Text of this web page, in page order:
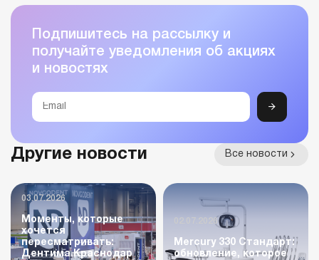
Подпишитесь на рассылку и
получайте уведомления об акциях
и новостях
Другие новости Все новости
03.07.2026
Моменты, которые
хочется
пересматривать:
Дентима Краснодар
02.07.2026
Mercury 330 Стандарт:
обновление, которое